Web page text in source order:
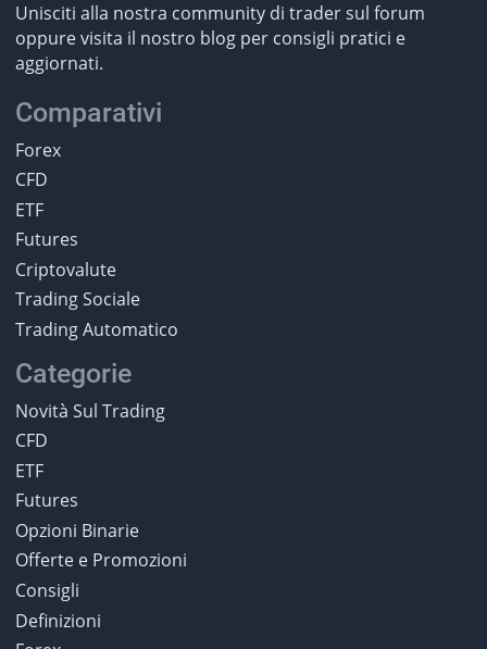
Unisciti alla nostra community di trader sul forum
oppure visita il nostro blog per consigli pratici e
aggiornati.
Comparativi
Forex
CFD
ETF
Futures
Criptovalute
Trading Sociale
Trading Automatico
Categorie
Novità Sul Trading
CFD
ETF
Futures
Opzioni Binarie
Offerte e Promozioni
Consigli
Definizioni